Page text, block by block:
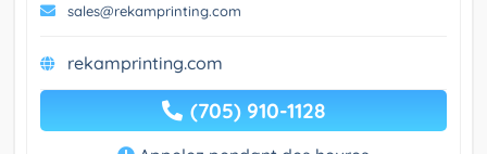
sales@rekamprinting.com
rekamprinting.com
(705) 910-1128